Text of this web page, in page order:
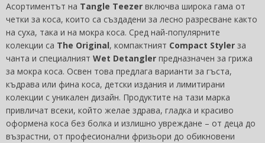
Асортиментът на Tangle Teezer включва широка гама от
четки за коса, които са създадени за лесно разресване както
на суха, така и на мокра коса. Сред най-популярните
колекции са The Original, компактният Compact Styler за
чанта и специалният Wet Detangler предназначен за грижа
за мокра коса. Освен това предлага варианти за гъста,
къдрава или фина коса, детски издания и лимитирани
колекции с уникален дизайн. Продуктите на тази марка
привличат всеки, който желае здрава, гладка и красиво
оформена коса без болка и излишно увреждане – от деца до
възрастни, от професионални фризьори до обикновени